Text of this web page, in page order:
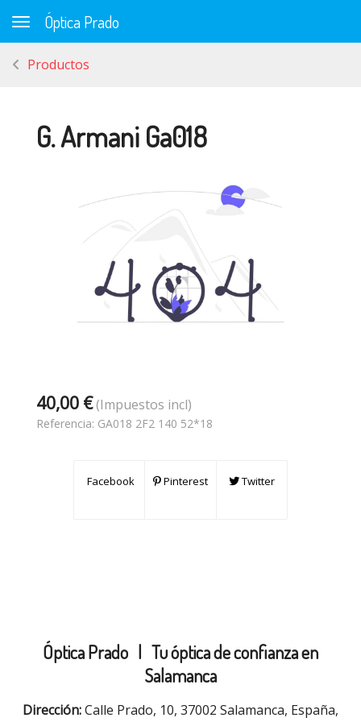
Toggle navigation
Óptica Prado
Productos
G. Armani Ga018
40,00 €(Impuestos incl)
Referencia: GA018 2F2 140 52*18
Facebook Pinterest Twitter
Óptica Prado | Tu óptica de confianza en
Salamanca
Dirección:Calle Prado, 10, 37002 Salamanca, España,